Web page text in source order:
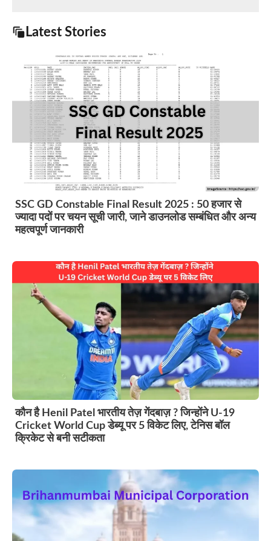
Latest Stories
SSC GD Constable Final Result 2025 : 50 हजार से
ज्यादा पदों पर चयन सूची जारी, जाने डाउनलोड सम्बंधित और अन्य
महत्वपूर्ण जानकारी
कौन है Henil Patel भारतीय तेज़ गेंदबाज़ ? जिन्होंने U-19
Cricket World Cup डेब्यू पर 5 विकेट लिए, टेनिस बॉल
क्रिकेट से बनी सटीकता